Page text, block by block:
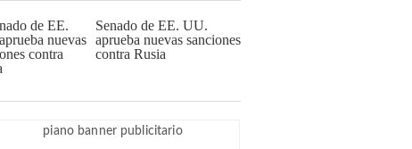
Senado de EE. UU.
aprueba nuevas sanciones
contra Rusia